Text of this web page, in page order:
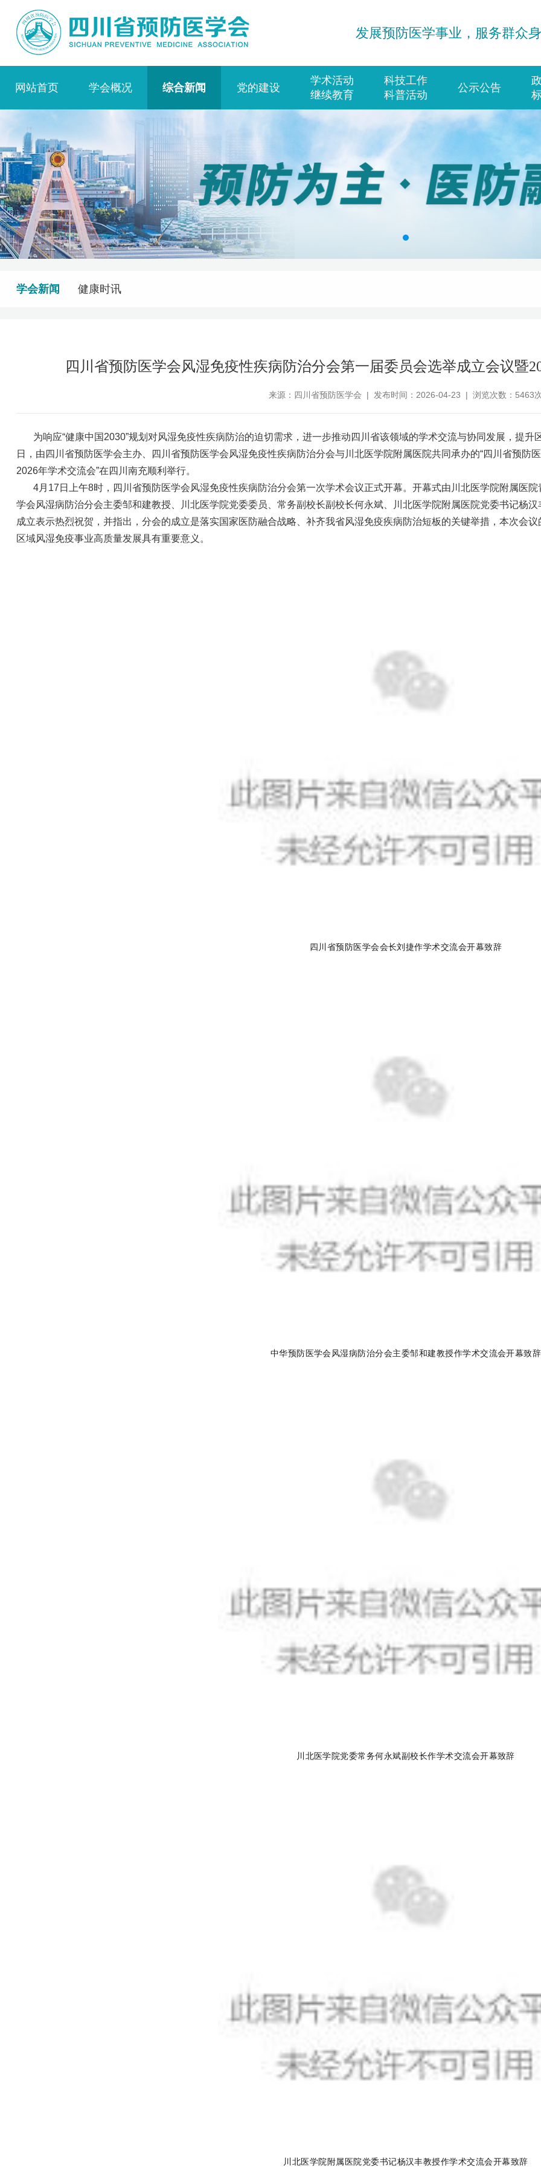
发展预防医学事业，服务群众
网站首页 学会概况 综合新闻 党的建设
学术活动
继续教育
科技工作
科普活动
公示公告
学会新闻 健康时讯
四川省预防医学会风湿免疫性疾病防治分会第一届委员会选举成立会议暨
来源：四川省预防医学会 | 发布时间：2026-04-23 | 浏览次数：5463
为响应“健康中国2030”规划对风湿免疫性疾病防治的迫切需求，进一步推动四川省该领域的学术交流与协同发展，提
日，由四川省预防医学会主办、四川省预防医学会风湿免疫性疾病防治分会与川北医学院附属医院共同承办的“四川省预防
2026年学术交流会”在四川南充顺利举行。
4月17日上午8时，四川省预防医学会风湿免疫性疾病防治分会第一次学术会议正式开幕。开幕式由川北医学院附属医
学会风湿病防治分会主委邹和建教授、川北医学院党委委员、常务副校长副校长何永斌、川北医学院附属医院党委书记杨
成立表示热烈祝贺，并指出，分会的成立是落实国家医防融合战略、补齐我省风湿免疫疾病防治短板的关键举措，本次会
区域风湿免疫事业高质量发展具有重要意义。
四川省预防医学会会长刘捷作学术交流会开幕致辞
中华预防医学会风湿病防治分会主委邹和建教授作学术交流会开幕致辞
川北医学院党委常务何永斌副校长作学术交流会开幕致辞
川北医学院附属医院党委书记杨汉丰教授作学术交流会开幕致辞